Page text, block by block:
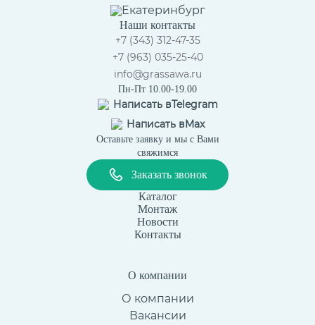
Екатеринбург
Наши контакты
+7 (343) 312-47-35
+7 (963) 035-25-40
info@grassawa.ru
Пн-Пт 10.00-19.00
Написать вTelegram
Написать вMax
Оставьте заявку и мы с Вами
свяжимся
Заказать звонок
Каталог
Монтаж
Новости
Контакты
О компании
О компании
Вакансии